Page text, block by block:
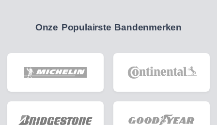
Onze Populairste Bandenmerken